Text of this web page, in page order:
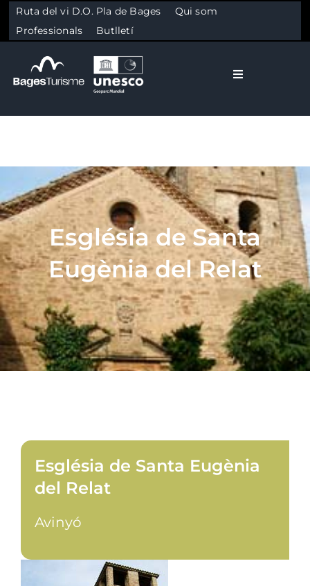
Skip to content
Ruta del vi D.O. Pla de Bages
Qui som
Professionals
Butlletí
Toggle
Cultura
Gastronomia
Planifica
Església de Santa
Eugènia del Relat
Església de Santa Eugènia
del Relat
Avinyó